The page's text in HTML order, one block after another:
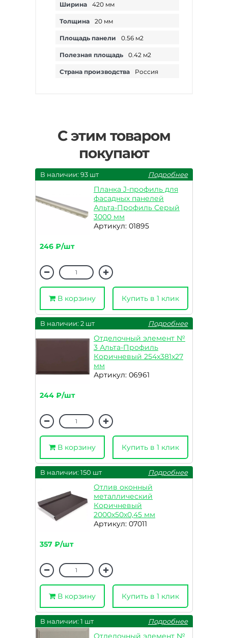
Ширина 420 мм
Толщина 20 мм
Площадь панели 0.56 м2
Полезная площадь 0.42 м2
Страна производства Россия
С этим товаром
покупают
В наличии: 93 шт Подробнее
Планка J-профиль для
фасадных панелей
Альта-Профиль Серый
3000 мм
Артикул: 01895
246 ₽/шт
В корзину Купить в 1 клик
В наличии: 2 шт Подробнее
Отделочный элемент №
3 Альта-Профиль
Коричневый 254x381x27
мм
Артикул: 06961
244 ₽/шт
В корзину Купить в 1 клик
В наличии: 150 шт Подробнее
Отлив оконный
металлический
Коричневый
2000х50х0,45 мм
Артикул: 07011
357 ₽/шт
В корзину Купить в 1 клик
В наличии: 1 шт Подробнее
Отделочный элемент №